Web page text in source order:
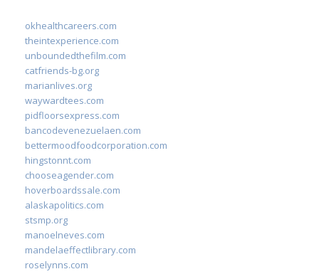
okhealthcareers.com
theintexperience.com
unboundedthefilm.com
catfriends-bg.org
marianlives.org
waywardtees.com
pidfloorsexpress.com
bancodevenezuelaen.com
bettermoodfoodcorporation.com
hingstonnt.com
chooseagender.com
hoverboardssale.com
alaskapolitics.com
stsmp.org
manoelneves.com
mandelaeffectlibrary.com
roselynns.com